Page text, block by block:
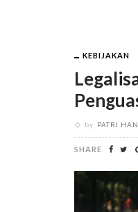
KEBIJAKAN
by PATRI
SHARE